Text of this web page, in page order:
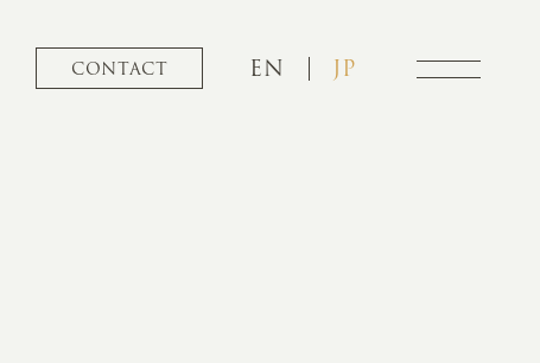
CONTACT EN JP